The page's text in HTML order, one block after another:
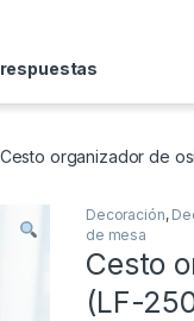
Cesto organizador de
Decoración,
de mesa
Cesto
(LF-